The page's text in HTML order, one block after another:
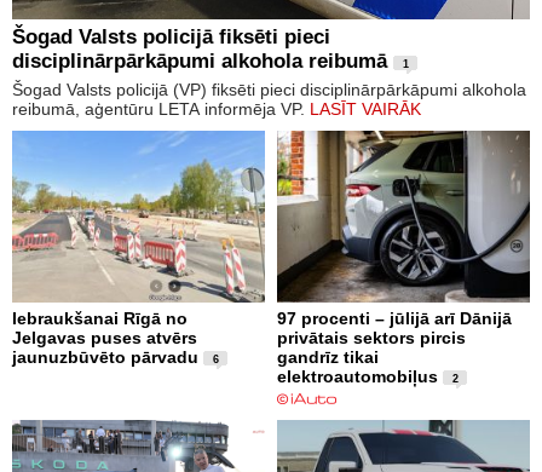
Šogad Valsts policijā fiksēti pieci
disciplinārpārkāpumi alkohola reibumā
1
Šogad Valsts policijā (VP) fiksēti pieci disciplinārpārkāpumi alkohola
reibumā, aģentūru LETA informēja VP. LASĪT VAIRĀK
Iebraukšanai Rīgā no
Jelgavas puses atvērs
jaunuzbūvēto pārvadu
6
97 procenti – jūlijā arī Dānijā
privātais sektors pircis
gandrīz tikai
elektroautomobiļus
2